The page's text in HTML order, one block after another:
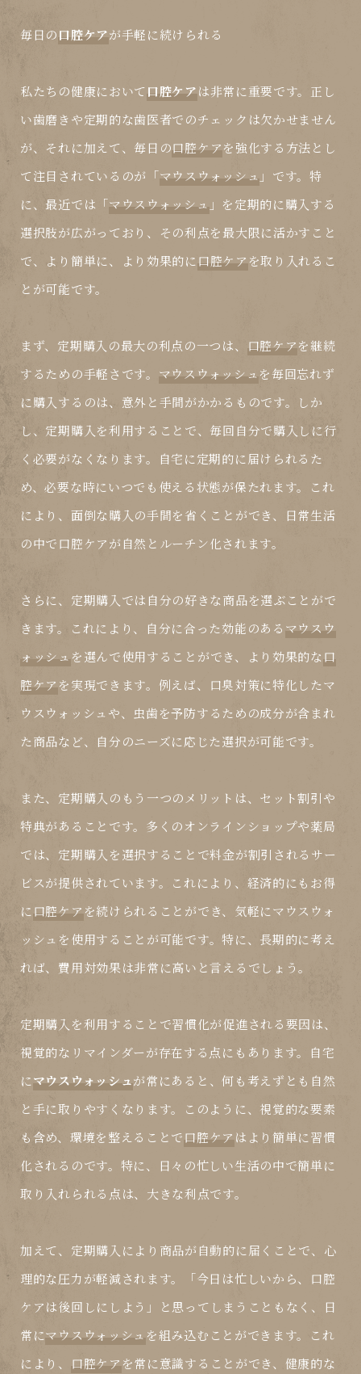
毎日の口腔ケアが手軽に続けられる
私たちの健康において口腔ケアは非常に重要です。正し
い歯磨きや定期的な歯医者でのチェックは欠かせません
が、それに加えて、毎日の口腔ケアを強化する方法とし
て注目されているのが「マウスウォッシュ 」です。特
に、最近では「マウスウォッシュ 」を定期的に購入する
選択肢が広がっており、その利点を最大限に活かすこと
で、より簡単に、より効果的に 口腔ケアを取り入れるこ
とが可能です。
まず、定期購入の最大の利点の一つは、 口腔ケアを継続
するための手軽さです。 マウスウォッシュを毎回忘れず
に購入するのは、意外と手間がかかるものです。しか
し、定期購入を利用することで、毎回自分で購入しに行
く必要がなくなります。自宅に定期的に届けられるた
め、必要な時にいつでも使える状態が保たれます。これ
により、面倒な購入の手間を省くことができ、日常生活
の中で口腔ケアが自然とルーチン化されます。
さらに、定期購入では自分の好きな商品を選ぶことがで
きます。これにより、自分に合った効能のある マウスウ
ォッシュ を選んで使用することができ、より効果的な 口
腔ケアを実現できます。例えば、口臭対策に特化したマ
ウスウォッシュや、虫歯を予防するための成分が含まれ
た商品など、自分のニーズに応じた選択が可能です。
また、定期購入のもう一つのメリットは、セット割引や
特典があることです。多くのオンラインショップや薬局
では、定期購入を選択することで料金が割引されるサー
ビスが提供されています。これにより、経済的にもお得
に 口腔ケアを続けられることができ、気軽にマウスウォ
ッシュ を使用することが可能です。特に、長期的に考え
れば、費用対効果は非常に高いと言えるでしょう。
定期購入を利用することで習慣化が促進される要因は、
視覚的なリマインダーが存在する点にもあります。自宅
にマウスウォッシュが常にあると、何も考えずとも自然
と手に取りやすくなります。このように、視覚的な要素
も含め、環境を整えることで口腔ケアはより簡単に習慣
化されるのです。特に、日々の忙しい生活の中で簡単に
取り入れられる点は、大きな利点です。
加えて、定期購入により商品が自動的に届くことで、心
理的な圧力が軽減されます。「今日は忙しいから、 口腔
ケアは後回しにしよう」と思ってしまうこともなく、日
常にマウスウォッシュ を組み込むことができます。これ
により、
口腔ケアを常に意識することができ、健康的な